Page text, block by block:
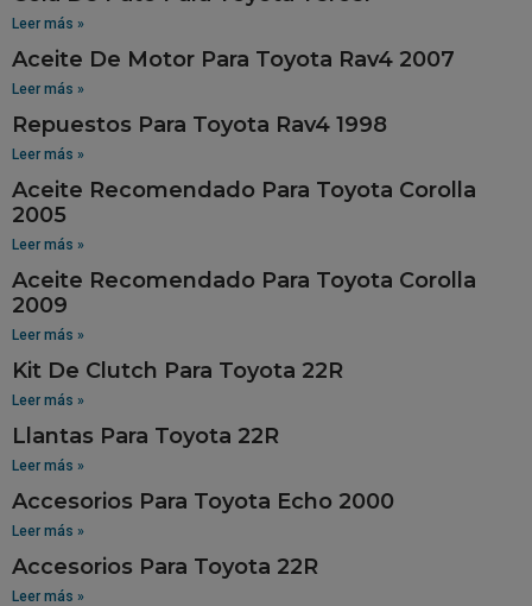
Leer más »
Aceite De Motor Para Toyota Rav4 2007
Leer más »
Repuestos Para Toyota Rav4 1998
Leer más »
Aceite Recomendado Para Toyota Corolla
2005
Leer más »
Aceite Recomendado Para Toyota Corolla
2009
Leer más »
Kit De Clutch Para Toyota 22R
Leer más »
Llantas Para Toyota 22R
Leer más »
Accesorios Para Toyota Echo 2000
Leer más »
Accesorios Para Toyota 22R
Leer más »